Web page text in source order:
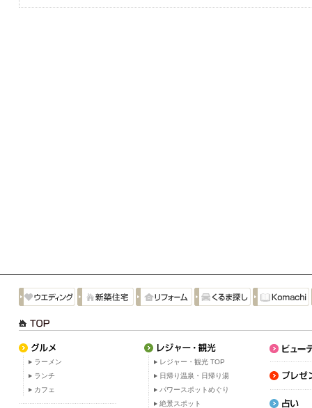
ラーメン
ランチ
カフェ
レジャー・観光 TOP
日帰り温泉・日帰り湯
パワースポットめぐり
絶景スポット